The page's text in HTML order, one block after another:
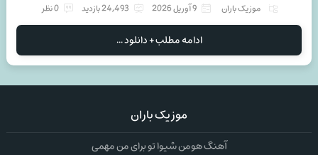
موزیک باران 9 آوریل 2026 24,493 بازدید 0 نظر
ادامه مطلب + دانلود ...
موزیک باران
آهنگ هومن شیوا تو برای من مهمی